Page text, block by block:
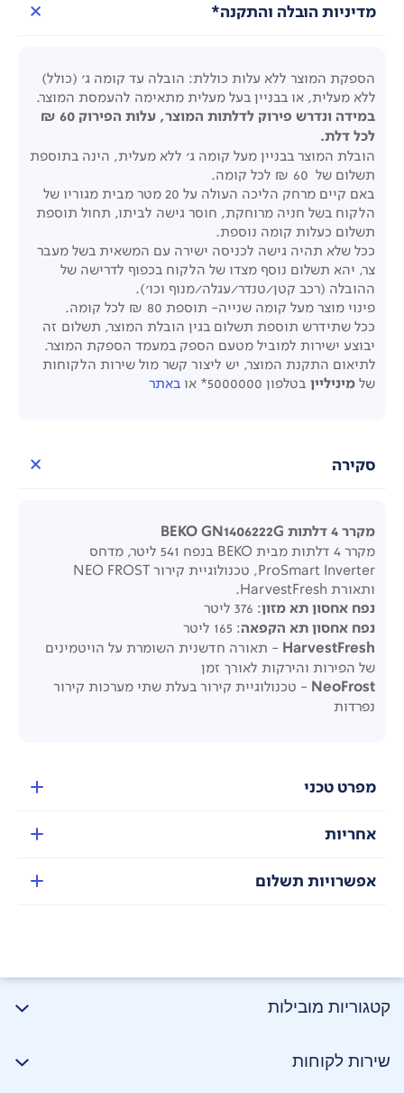
מדיניות הובלה והתקנה*
הספקת המוצר ללא עלות כוללת: הובלה עד קומה ג' (כולל)
ללא מעלית, או בבניין בעל מעלית מתאימה להעמסת המוצר.
במידה ונדרש פירוק לדלתות המוצר, עלות הפירוק 60 ₪
לכל דלת.
הובלת המוצר בבניין מעל קומה ג' ללא מעלית, הינה בתוספת
תשלום של 60 ₪ לכל קומה.
באם קיים מרחק הליכה העולה על 20 מטר מבית מגוריו של
הלקוח בשל חניה מרוחקת, חוסר גישה לביתו, תחול תוספת
תשלום כעלות קומה נוספת.
ככל שלא תהיה גישה לכניסה ישירה עם המשאית בשל מעבר
צר, יהא תשלום נוסף מצדו של הלקוח בכפוף לדרישה של
ההובלה (רכב קטן/טנדר/עגלה/מנוף וכו').
פינוי מוצר מעל קומה שנייה- תוספת 80 ₪ לכל קומה.
ככל שתידרש תוספת תשלום בגין הובלת המוצר, תשלום זה
יבוצע ישירות למוביל מטעם הספק במעמד הספקת המוצר.
לתיאום התקנת המוצר, יש ליצור קשר מול שירות הלקוחות
שלמיניליין בטלפון 5000000* או באתר
סקירה
מקרר 4 דלתות BEKO GN1406222G
מקרר 4 דלתות מבית BEKO בנפח 541 ליטר, מדחס
ProSmart Inverter, טכנולוגיית קירור NEO FROST
ותאורת HarvestFresh.
נפח אחסון תא מזון: 376 ליטר
נפח אחסון תא הקפאה: 165 ליטר
HarvestFresh - תאורה חדשנית השומרת על הויטמינים
של הפירות והירקות לאורך זמן
NeoFrost - טכנולוגיית קירור בעלת שתי מערכות קירור
נפרדות
מפרט טכני
אחריות
אפשרויות תשלום
קטגוריות מובילות
שירות לקוחות